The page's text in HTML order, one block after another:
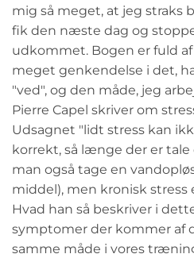
mig så meget, at jeg straks
fik den næste dag og
udkommet. Bogen er fuld
meget genkendelse i det,
"ved", og den måde, jeg
Pierre Capel skriver om
Udsagnet "lidt stress kan
korrekt, så længe der er tale
man også tage en
middel), men kronisk
Hvad han så beskriver i
symptomer der kommer af
samme måde i vores